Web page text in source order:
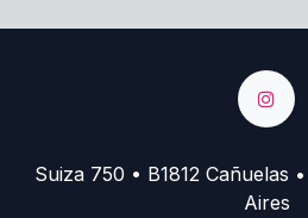
Suiza 750 • B1812 Cañuelas
Aires